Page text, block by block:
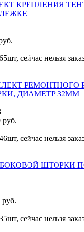
КРЕПЛЕНИЯ
сейчас нельзя
РЕМОНТНОГО
ДИАМЕТР 32ММ
руб.
сейчас нельзя
БОКОВОЙ ШТОРКИ
руб.
сейчас нельзя